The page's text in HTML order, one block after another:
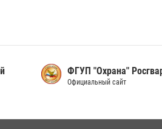
ФГУП "Охрана"
Официальный сайт